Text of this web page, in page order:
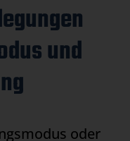
und
oder